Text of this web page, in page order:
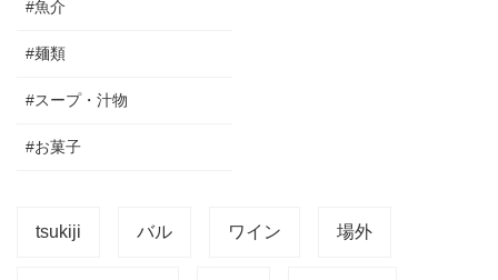
#魚介
#麺類
#スープ・汁物
#お菓子
tsukiji バル ワイン 場外